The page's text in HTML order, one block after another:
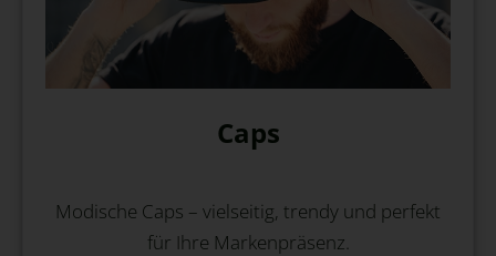
Caps
Modische Caps – vielseitig, trendy und perfekt
für Ihre Markenpräsenz.